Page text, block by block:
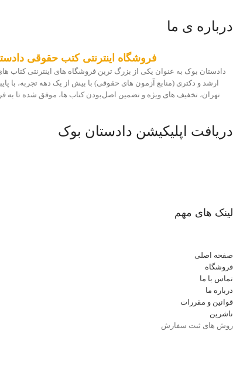
درباره ی ما
فروشگاه اینترنتی کتب حقوقی
دادستان بوک به عنوان یکی از بزرگ ترین فروشگاه های اینترنتی
ارشد و دکتری (منابع آزمون های حقوقی) با بیش از یک دهه تجربه، با
تهران، تخفیف های ویژه و تضمین اصل‌بودن کتاب ها، موفق شده تا
دریافت اپلیکیشن دادستان بوک
لینک های مهم
صفحه اصلی
فروشگاه
تماس با ما
درباره ما
قوانین و مقررات
ناشرین
روش های ثبت سفارش